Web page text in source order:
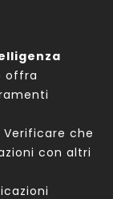
offra
Verificare che
con altri